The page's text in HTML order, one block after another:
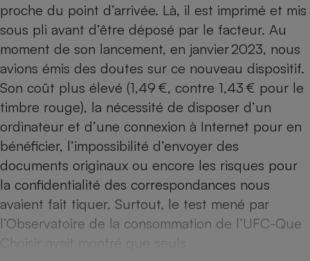
proche du point d’arrivée. Là, il est imprimé et mis
sous pli avant d’être déposé par le facteur. Au
moment de son lancement, en janvier 2023, nous
avions émis des doutes sur ce nouveau dispositif.
Son coût plus élevé (1,49 €, contre 1,43 € pour le
timbre rouge), la nécessité de disposer d’un
ordinateur et d’une connexion à Internet pour en
bénéficier, l’impossibilité d’envoyer des
documents originaux ou encore les risques pour
la confidentialité des correspondances nous
avaient fait tiquer. Surtout, le test mené par
l’Observatoire de la consommation de l’UFC-Que
Choisir avait montré que
seuls
Plaque de cuisson à
induction
Climatiseur -
Ventilateur
Téléphone mobile -
Climatiseur -
Ventilateur